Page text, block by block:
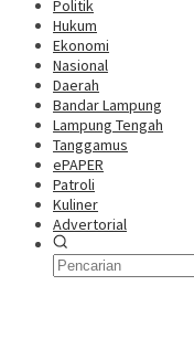
Politik
Hukum
Ekonomi
Nasional
Daerah
Bandar Lampung
Lampung Tengah
Tanggamus
ePAPER
Patroli
Kuliner
Advertorial